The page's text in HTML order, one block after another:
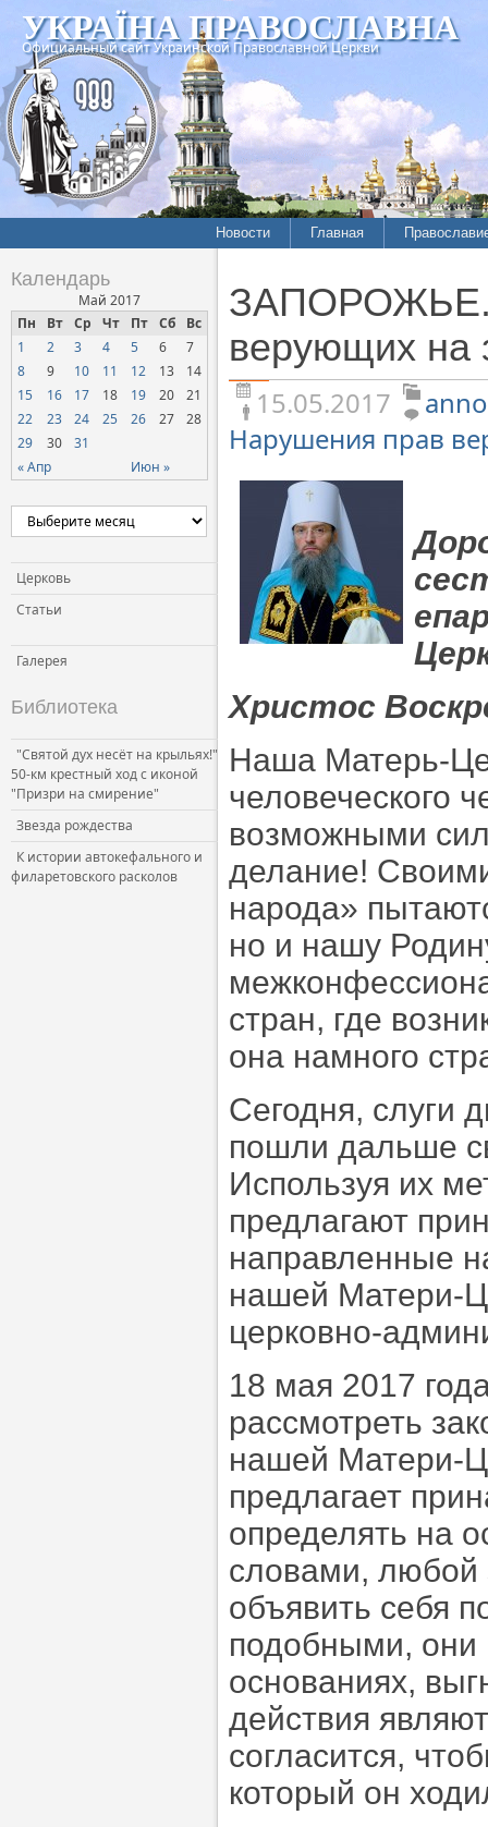
УКРАЇНА ПРАВОСЛАВНА
Официальный сайт Украинской Православной Церкви
Новости
Межконфессиональные
отношения
Нарушения прав
верующих
Официальная хроника
Расколы, ереси, секты
СОЦИАЛЬНОЕ
СЛУЖЕНИЕ
Церковь и власть
Церковь и общество
Церковь и СМИ
Главная
История
Хроники
Календарь
Май 2017
Пн
Вт Ср Чт Пт Сб Вс
« Апр Июн »
1 2 3 4 5 6
7
8
9 10 11 12 13
14
15
16 17 18 19 20
21
22
23 24 25 26 27
28
29
30 31
Церковь
Статьи
Галерея
Библиотека
"Святой дух несёт на крыльях!"
50-км крестный ход с иконой
"Призри на смирение"
Звезда рождества
К истории автокефального и
филаретовского расколов
ЗАПОРОЖЬЕ.
верующих на
15.05.2017
Нарушения прав
Христос
Наша Матерь-
человеческого
возможными
делание!
народа»
но и нашу
стран, где
она намного
Сегодня, слуги
пошли дальше
Используя их
предлагают
направленные
нашей Матери-
церковно-
18 мая 2017
рассмотреть
нашей Матери-
предлагает
определять на
словами,
объявить себя
подобными, они
основаниях,
действия
согласится,
который он